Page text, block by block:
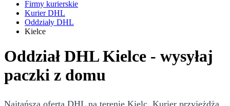
Firmy kurierskie
Kurier DHL
Oddziały DHL
Kielce
Oddział DHL Kielce - wysyłaj
paczki z domu
Najtańsza oferta DHL na terenie Kielc. Kurier przyjeżdża